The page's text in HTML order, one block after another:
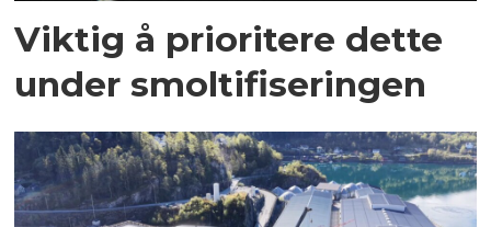
Viktig å prioritere dette
under smoltifiseringen